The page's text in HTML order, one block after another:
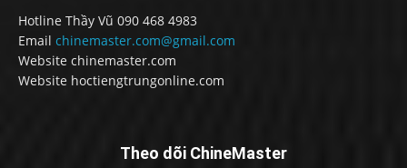
Hotline Thầy Vũ 090 468 4983
Email chinemaster.com@gmail.com
Website chinemaster.com
Website hoctiengtrungonline.com
Theo dõi ChineMaster